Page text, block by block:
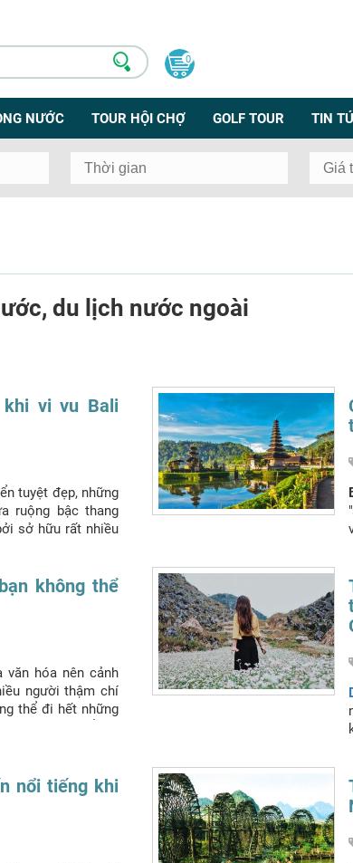
0
NƯỚC TOUR HỘI CHỢ GOLF TOUR TIN
du lịch nước ngoài
vi vu Bali
tuyệt đẹp, những
ruộng bậc thang
sở hữu rất nhiều
không nên bỏ
không thể
hóa nên cảnh
người thậm chí
thể đi hết những
nổi tiếng khi